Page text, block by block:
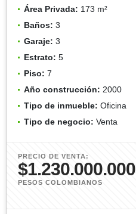
Área Privada: 173 m²
Baños: 3
Garaje: 3
Estrato: 5
Piso: 7
Año construcción: 2000
Tipo de inmueble: Oficina
Tipo de negocio: Venta
PRECIO DE VENTA:
$1.230.000.000
PESOS COLOMBIANOS